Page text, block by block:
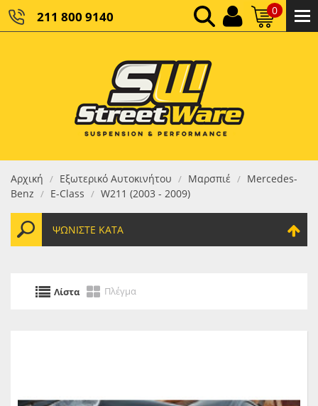
211 800 9140 0
ΚΑΘΑΡΌ ΣΎΝΟΛΟ:
ΤΕΛΙΚΌ ΣΎΝΟΛΟ:0,00 €
Αρχική / Εξωτερικό Αυτοκινήτου / Μαρσπιέ / Mercedes-
Benz / E-Class / W211 (2003 - 2009)
ΨΩΝΊΣΤΕ ΚΑΤΆ
Λίστα Πλέγμα